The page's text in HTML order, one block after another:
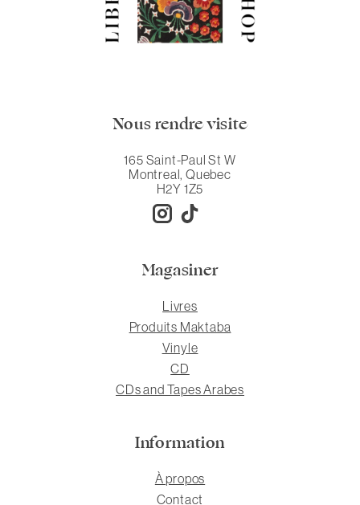
Nous rendre visite
165 Saint-Paul St W
Montreal, Quebec
H2Y 1Z5
Magasiner
Livres
Produits Maktaba
Vinyle
CD
CDs and Tapes Arabes
Information
À propos
Contact